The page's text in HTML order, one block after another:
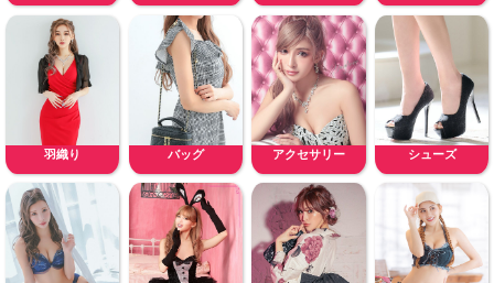
羽織り バッグ アクセサリー シューズ